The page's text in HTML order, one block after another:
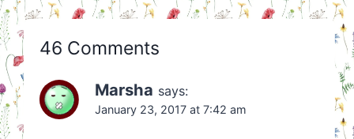
46 Comments
Marsha says:
January 23, 2017 at 7:42 am